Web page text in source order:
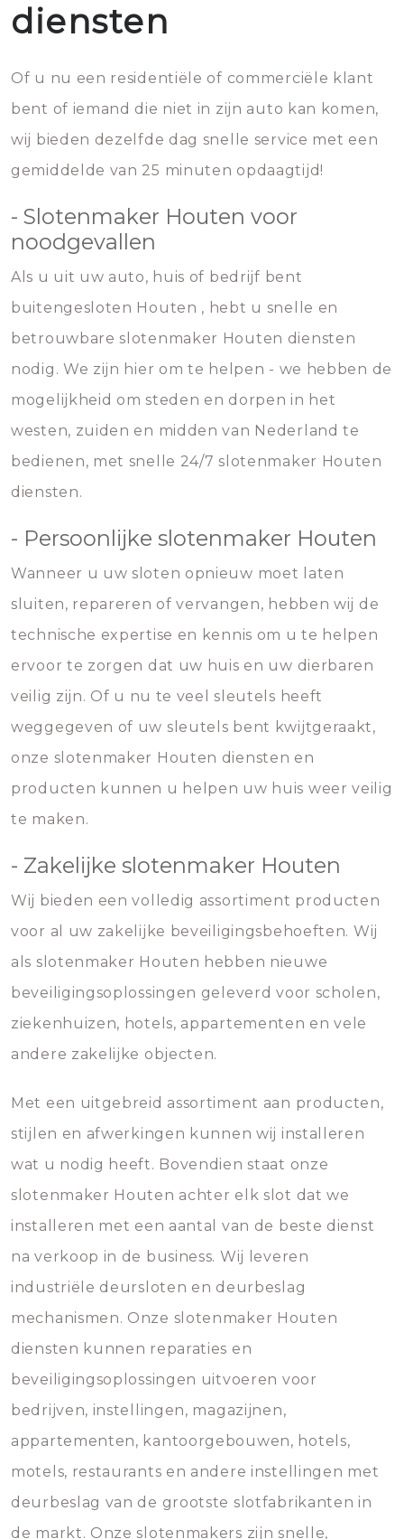
diensten
Of u nu een residentiële of commerciële klant
bent of iemand die niet in zijn auto kan komen,
wij bieden dezelfde dag snelle service met een
gemiddelde van 25 minuten opdaagtijd!
- Slotenmaker Houten voor
noodgevallen
Als u uit uw auto, huis of bedrijf bent
buitengesloten Houten , hebt u snelle en
betrouwbare slotenmaker Houten diensten
nodig. We zijn hier om te helpen - we hebben de
mogelijkheid om steden en dorpen in het
westen, zuiden en midden van Nederland te
bedienen, met snelle 24/7 slotenmaker Houten
diensten.
- Persoonlijke slotenmaker Houten
Wanneer u uw sloten opnieuw moet laten
sluiten, repareren of vervangen, hebben wij de
technische expertise en kennis om u te helpen
ervoor te zorgen dat uw huis en uw dierbaren
veilig zijn. Of u nu te veel sleutels heeft
weggegeven of uw sleutels bent kwijtgeraakt,
onze slotenmaker Houten diensten en
producten kunnen u helpen uw huis weer veilig
te maken.
- Zakelijke slotenmaker Houten
Wij bieden een volledig assortiment producten
voor al uw zakelijke beveiligingsbehoeften. Wij
als slotenmaker Houten hebben nieuwe
beveiligingsoplossingen geleverd voor scholen,
ziekenhuizen, hotels, appartementen en vele
andere zakelijke objecten.
Met een uitgebreid assortiment aan producten,
stijlen en afwerkingen kunnen wij installeren
wat u nodig heeft. Bovendien staat onze
slotenmaker Houten achter elk slot dat we
installeren met een aantal van de beste dienst
na verkoop in de business. Wij leveren
industriële deursloten en deurbeslag
mechanismen. Onze slotenmaker Houten
diensten kunnen reparaties en
beveiligingsoplossingen uitvoeren voor
bedrijven, instellingen, magazijnen,
appartementen, kantoorgebouwen, hotels,
motels, restaurants en andere instellingen met
deurbeslag van de grootste slotfabrikanten in
de markt. Onze slotenmakers zijn snelle,